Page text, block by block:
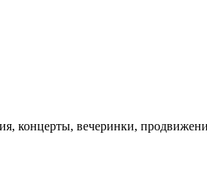
концерты, вечеринки,